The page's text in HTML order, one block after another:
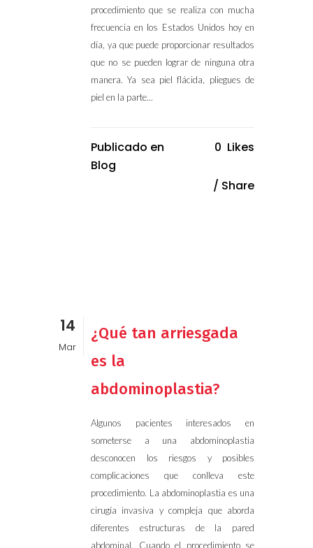
procedimiento que se realiza con mucha
frecuencia en los Estados Unidos hoy en
día, ya que puede proporcionar resultados
que no se pueden lograr de ninguna otra
manera. Ya sea piel flácida, pliegues de
piel en la parte...
Publicado en
Blog
0 Likes
Share
14
Mar
¿Qué tan arriesgada
es la
abdominoplastia?
Algunos pacientes interesados en
someterse a una abdominoplastia
desconocen los riesgos y posibles
complicaciones que conlleva este
procedimiento. La abdominoplastia es una
cirugía invasiva y compleja que aborda
diferentes estructuras de la pared
abdominal. Cuando el procedimiento se